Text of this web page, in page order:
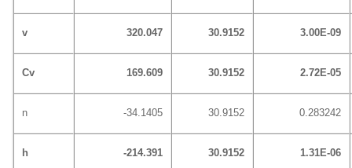
v 320.047 30.9152 3.00E-09
Cv 169.609 30.9152 2.72E-05
n -34.1405 30.9152 0.283242
h -214.391 30.9152 1.31E-06